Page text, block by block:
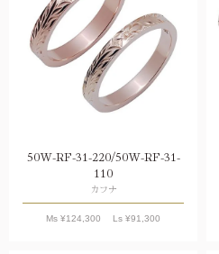
50W-RF-31-220/50W-RF-31-
110
カフナ
Ms ¥124,300 Ls ¥91,300